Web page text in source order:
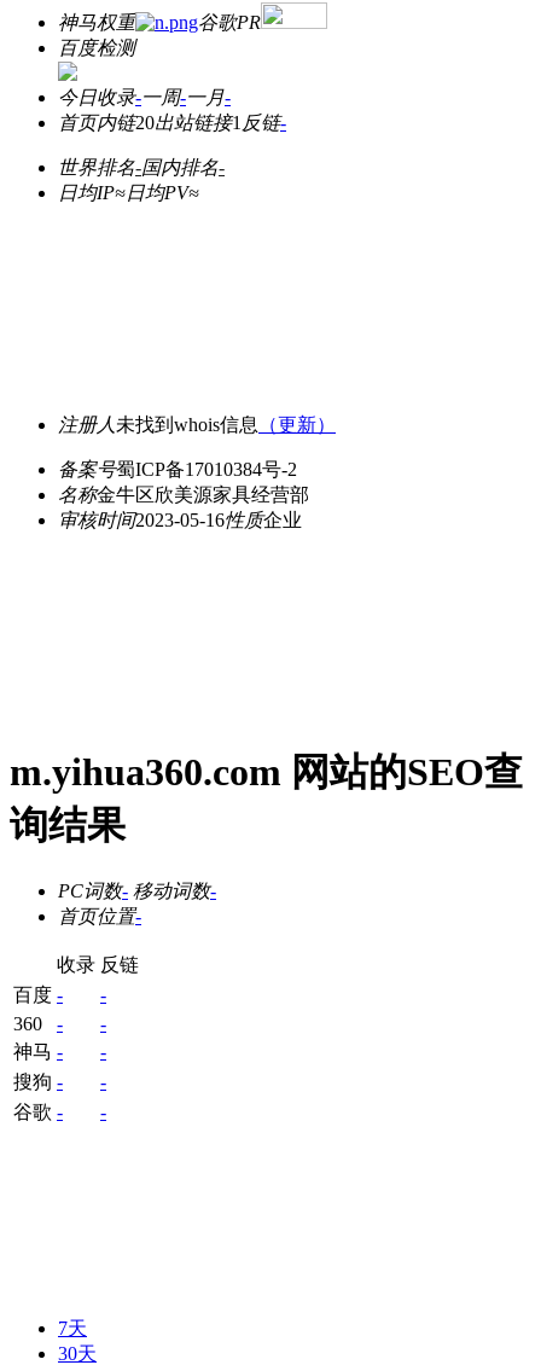
神马权重
谷歌PR
百度检测
今日收录-一周-一月-
首页内链20出站链接1 反链-
世界排名-国内排名-
日均IP≈日均PV≈
注册人 未找到whois信息 （更新）
备案号蜀ICP备17010384号-2
名称金牛区欣美源家具经营部
审核时间2023-05-16性质企业
m.yihua360.com 网站的SEO查
询结果
PC词数- 移动词数-
首页位置-
收录 反链
百度 -
-
360
-
-
神马 -
-
搜狗 -
-
谷歌 - -
7天
30天